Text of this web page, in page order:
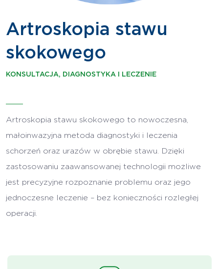
Artroskopia stawu
skokowego
KONSULTACJA, DIAGNOSTYKA I LECZENIE
Artroskopia stawu skokowego to nowoczesna,
małoinwazyjna metoda diagnostyki i leczenia
schorzeń oraz urazów w obrębie stawu. Dzięki
zastosowaniu zaawansowanej technologii możliwe
jest precyzyjne rozpoznanie problemu oraz jego
jednoczesne leczenie – bez konieczności rozległej
operacji.